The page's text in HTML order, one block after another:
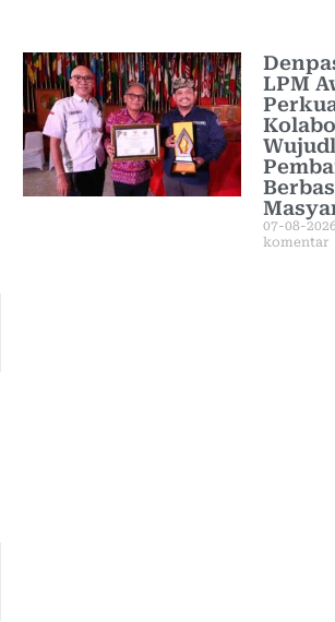
LPM
07-08-2026
komentar